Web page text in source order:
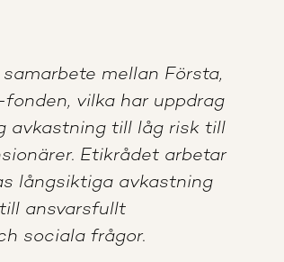
mellan Första,
vilka har uppdrag
avkastning till låg risk till
Etikrådet arbetar
långsiktiga avkastning
ansvarsfullt
sociala frågor.